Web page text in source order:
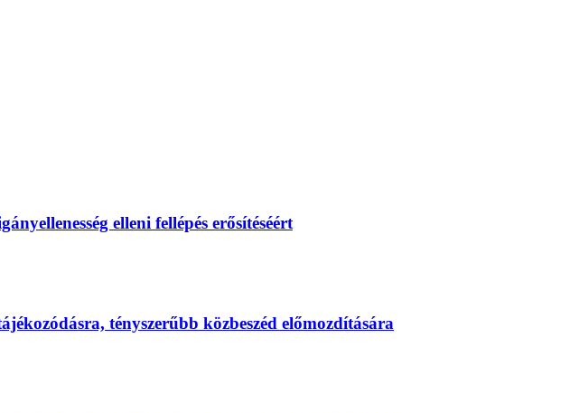
elleni fellépés erősítéséért
tényszerűbb közbeszéd előmozdítására